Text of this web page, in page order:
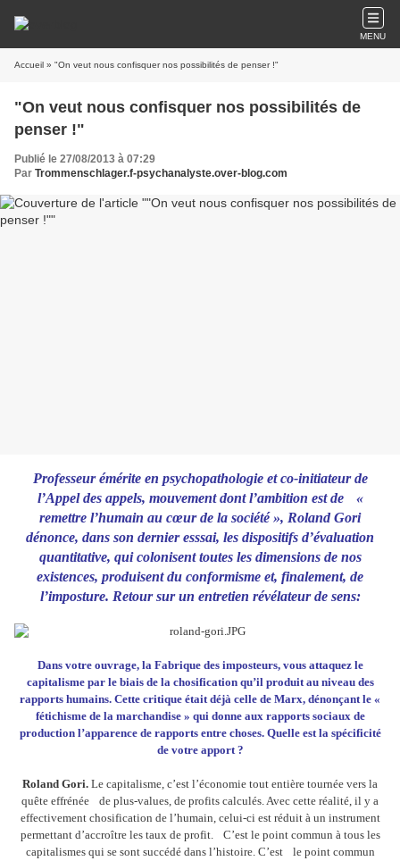
MENU
Accueil » "On veut nous confisquer nos possibilités de penser !"
"On veut nous confisquer nos possibilités de
penser !"
Publié le 27/08/2013 à 07:29
Par Trommenschlager.f-psychanalyste.over-blog.com
Professeur émérite en psychopathologie et co-­initiateur de
l’Appel des appels, mouvement dont l’ambition est de «
remettre l’humain au cœur de la société », Roland Gori
dénonce, dans son dernier esssai, les dispositifs d’évaluation
quantitative, qui ­colonisent toutes les dimensions de nos
existences, produisent du conformisme et, finalement, de
l’imposture. Retour sur un entretien révélateur de sens:
Dans votre ouvrage, la Fabrique des imposteurs, vous attaquez le
capitalisme par le biais de la chosification qu’il produit au niveau des
rapports humains. Cette critique était déjà celle de Marx, dénonçant le «
fétichisme de la marchandise » qui donne aux rapports sociaux de
production l’apparence de rapports entre choses. Quelle est la spécificité
de votre apport ?
Roland Gori. Le capitalisme, c’est l’économie tout entière tournée vers la
quête effrénée de plus-values, de profits calculés. Avec cette réalité, il y a
effectivement chosification de l’humain, celui-ci est réduit à un instrument
permettant d’accroître les taux de profit. C’est le point commun à tous les
capitalismes qui se sont succédé dans l’histoire. C’est le point commun